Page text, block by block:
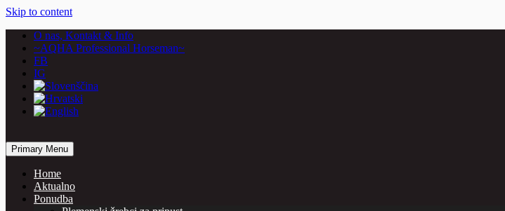
Skip to content
O nas, Kontakt & Info
~AQHA Professional Horseman~
FB
IG
Vašcer Quarter Horses
… horses are our passion
Primary Menu
Home
Aktualno
Ponudba